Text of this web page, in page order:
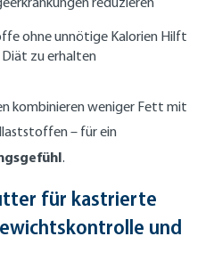
ohne unnötige Kalorien Hilft
zu erhalten
kombinieren weniger Fett mit
– für ein
.
für kastrierte
und